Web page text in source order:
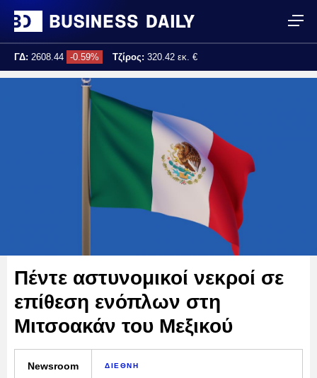
ΓΔ: 2608.44 -0.59% Τζίρος: 320.42 εκ. €
Τελ. ενημέρωση: 17:25:02
Πέντε αστυνομικοί νεκροί σε
επίθεση ενόπλων στη
Μιτσοακάν του Μεξικού
Newsroom ΔΙΕΘΝΗ